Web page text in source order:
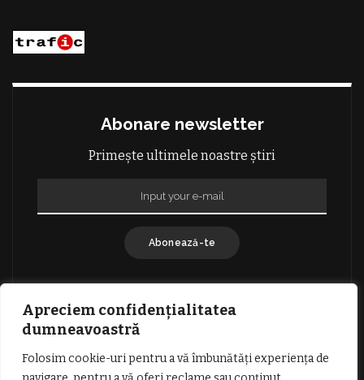
Apreciem confidențialitatea
dumneavoastră
Folosim cookie-uri pentru a vă îmbunătăți experiența de
Abonare newsletter
Primește ultimele noastre știri
Abonează-te